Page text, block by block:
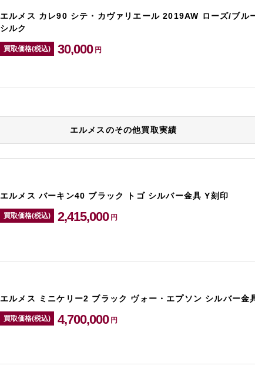
エルメス カレ90 シテ・カヴァリエール 2019AW ローズ/ブル
シルク
買取価格(税込) 30,000 円
エルメスのその他買取実績
エルメス バーキン40 ブラック トゴ シルバー金具 Y刻印
買取価格(税込) 2,415,000 円
エルメス ミニケリー2 ブラック ヴォー・エプソン シルバー金
買取価格(税込) 4,700,000 円